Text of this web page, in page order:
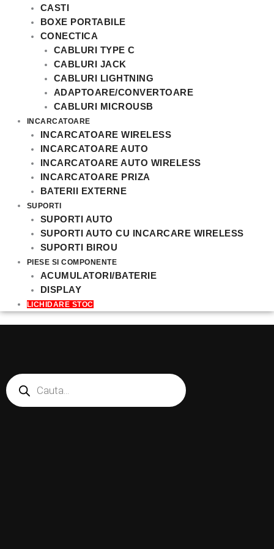
CASTI
BOXE PORTABILE
CONECTICA
CABLURI TYPE C
CABLURI JACK
CABLURI LIGHTNING
ADAPTOARE/CONVERTOARE
CABLURI MICROUSB
INCARCATOARE
INCARCATOARE WIRELESS
INCARCATOARE AUTO
INCARCATOARE AUTO WIRELESS
INCARCATOARE PRIZA
BATERII EXTERNE
SUPORTI
SUPORTI AUTO
SUPORTI AUTO CU INCARCARE WIRELESS
SUPORTI BIROU
PIESE SI COMPONENTE
ACUMULATORI/BATERIE
DISPLAY
LICHIDARE STOC
Products
search